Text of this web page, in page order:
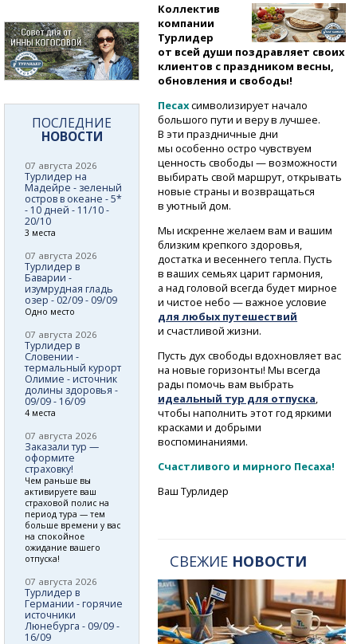
Коллектив
компании
Турлидер
от всей души поздравляет своих
клиентов с праздником весны,
обновления и свободы!
Песахсимволизирует начало
большого пути и веру в лучшее.
В эти праздничные дни
мы особенно остро чувствуем
ценность свободы — возможности
выбирать свой маршрут, открывать
новые страны и возвращаться
в уютный дом.
Мы искренне желаем вам и вашим
близким крепкого здоровья,
достатка и весеннего тепла. Пусть
в ваших семьях царит гармония,
а над головой всегда будет мирное
и чистое небо — важное условие
для любых путешествий
и счастливой жизни.
Пусть дух свободы вдохновляет вас
на новые горизонты! Мы всегда
рады помочь вам выбрать
идеальный тур для отпуска,
чтобы наполнить этот год яркими
красками и добрыми
воспоминаниями.
Счастливого и мирного Песаха!
Ваш Турлидер
СВЕЖИЕ НОВОСТИ
ПОСЛЕДНИЕ
НОВОСТИ
07 августа 2026
Турлидер на
Мадейре - зеленый
остров в океане - 5*
- 10 дней - 11/10 -
20/10
3 места
07 августа 2026
Турлидер в
Баварии -
изумрудная гладь
озер - 02/09 - 09/09
Одно место
07 августа 2026
Турлидер в
Словении -
термальный курорт
Олимие - источник
долины здоровья -
09/09 - 16/09
4 места
07 августа 2026
Заказали тур —
оформите
страховку!
Чем раньше вы
активируете ваш
страховой полис на
период тура — тем
больше времени у вас
на спокойное
ожидание вашего
отпуска!
07 августа 2026
Турлидер в
Германии - горячие
источники
Люнебурга - 09/09 -
16/09